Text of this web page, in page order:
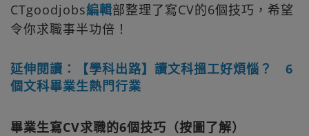
CTgoodjobs編輯部整理了寫CV的6個技巧，希望
令你求職事半功倍！
延伸閱讀：【學科出路】讀文科搵工好煩惱？ 6
個文科畢業生熱門行業
畢業生寫CV求職的6個技巧（按圖了解）